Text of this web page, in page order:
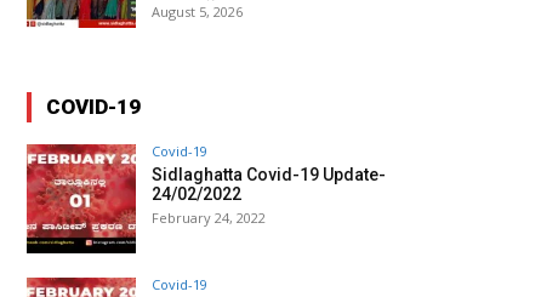
August 5, 2026
COVID-19
Covid-19
Sidlaghatta Covid-19 Update-
24/02/2022
February 24, 2022
Covid-19